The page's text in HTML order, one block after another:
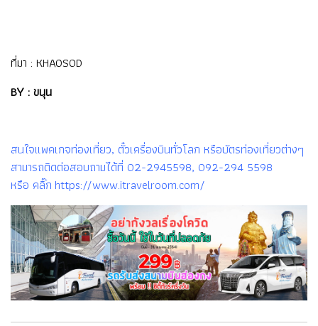
ที่มา : KHAOSOD
BY : ขนุน
สนใจแพคเกจท่องเที่ยว, ตั๋วเครื่องบินทั่วโลก หรือบัตรท่องเที่ยวต่างๆ
สามารถติดต่อสอบถามได้ที่ 02-2945598, 092-294 5598
หรือ คลิ๊ก https://www.itravelroom.com/